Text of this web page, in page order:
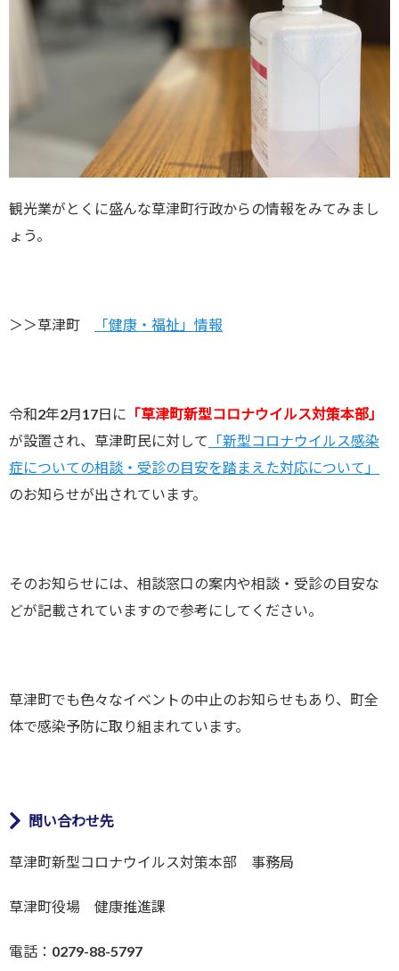
観光業がとくに盛んな草津町行政からの情報をみてみまし
ょう。
＞＞草津町 「健康・福祉」情報
令和2年2月17日に 「草津町新型コロナウイルス対策本部」
が設置され、草津町民に対して
「新型コロナウイルス感染
症についての相談・受診の目安を踏まえた対応について」
のお知らせが出されています。
そのお知らせには、相談窓口の案内や相談・受診の目安な
どが記載されていますので参考にしてください。
草津町でも色々なイベントの中止のお知らせもあり、町全
体で感染予防に取り組まれています。
問い合わせ先
草津町新型コロナウイルス対策本部 事務局
草津町役場 健康推進課
電話：0279-88-5797